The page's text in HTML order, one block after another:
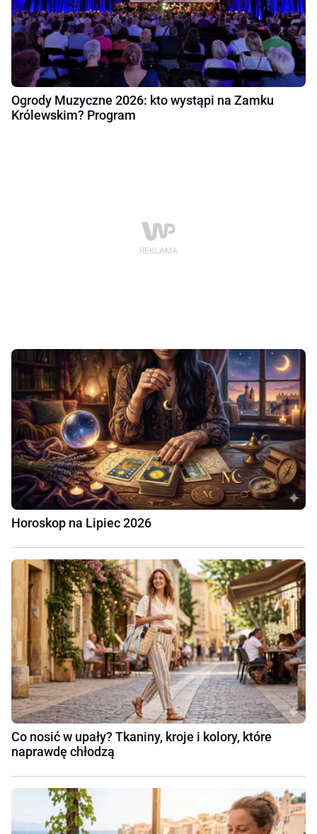
Ogrody Muzyczne 2026: kto wystąpi na Zamku
Królewskim? Program
Horoskop na Lipiec 2026
Co nosić w upały? Tkaniny, kroje i kolory, które
naprawdę chłodzą